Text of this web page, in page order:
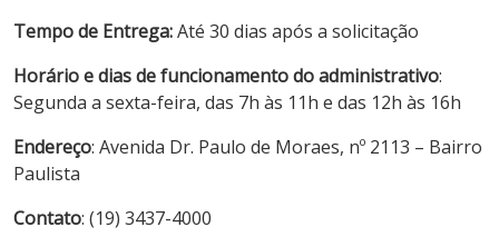
Tempo de Entrega:Até 30 dias após a solicitação
Horário e dias de funcionamento do administrativo:
Segunda a sexta-feira, das 7h às 11h e das 12h às 16h
Endereço: Avenida Dr. Paulo de Moraes, nº 2113 – Bairro
Paulista
Contato: (19) 3437-4000